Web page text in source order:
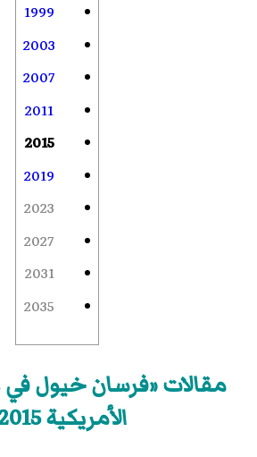
1999
2003
2007
2011
2015
2019
2023
2027
2031
2035
مقالات «فرسان خيول في
الأمريكية 2015»